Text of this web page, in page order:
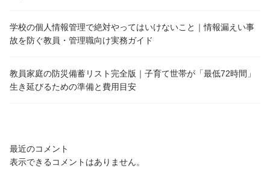
学校の個人情報管理で絶対やってはいけないこと｜情報漏えい事
故を防ぐ教員・管理職向け実務ガイド
教員家庭の防災備蓄リスト完全版｜子育て世帯が「最低72時間」
生き延びるための準備と費用目安
最近のコメント
表示できるコメントはありません。